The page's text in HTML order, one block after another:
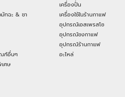
มัทฉะ & ชา
ฑ์อื่นๆ
ศษ
เครื่องปั่น
เครื่องใช้ในร้านกาแฟ
อุปกรณ์เอสเพรสโซ
อุปกรณ์ชงกาแฟ
อุปกรณ์ร้านกาแฟ
อะไหล่